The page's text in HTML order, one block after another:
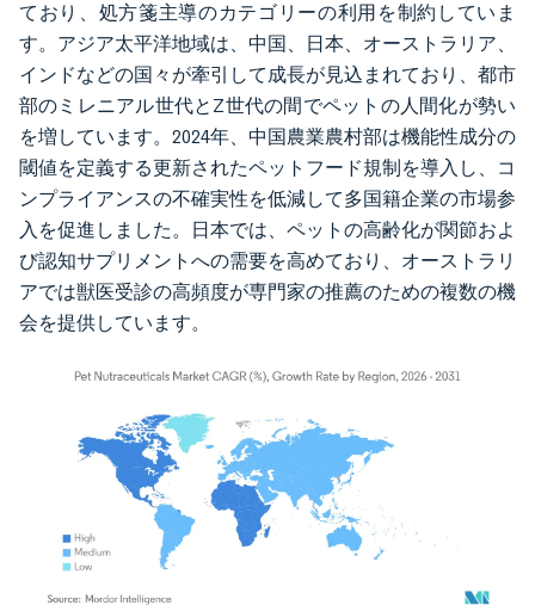
ており、処方箋主導のカテゴリーの利用を制約していま
す。アジア太平洋地域は、中国、日本、オーストラリア、
インドなどの国々が牽引して成長が見込まれており、都市
部のミレニアル世代とZ世代の間でペットの人間化が勢い
を増しています。2024年、中国農業農村部は機能性成分の
閾値を定義する更新されたペットフード規制を導入し、コ
ンプライアンスの不確実性を低減して多国籍企業の市場参
入を促進しました。日本では、ペットの高齢化が関節およ
び認知サプリメントへの需要を高めており、オーストラリ
アでは獣医受診の高頻度が専門家の推薦のための複数の機
会を提供しています。